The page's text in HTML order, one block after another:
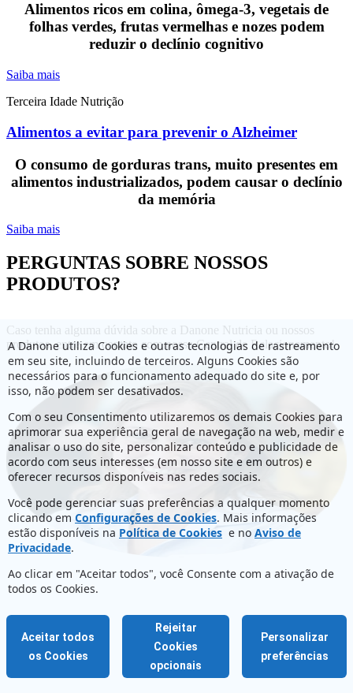
Alimentos ricos em colina, ômega-3, vegetais de
folhas verdes, frutas vermelhas e nozes podem
reduzir o declínio cognitivo
Saiba mais
Terceira Idade Nutrição
Alimentos a evitar para prevenir o Alzheimer
O consumo de gorduras trans, muito presentes em
alimentos industrializados, podem causar o declínio
da memória
Saiba mais
PERGUNTAS SOBRE NOSSOS
PRODUTOS?
Caso tenha alguma dúvida sobre a Danone Nutricia ou nossos
produtos, entre em contato com nossa Central de Relacionamento!
A Danone utiliza Cookies e outras tecnologias de rastreamento
em seu site, incluindo de terceiros. Alguns Cookies são
necessários para o funcionamento adequado do site e, por
isso, não podem ser desativados.
Com o seu Consentimento utilizaremos os demais Cookies para
aprimorar sua experiência geral de navegação na web, medir e
analisar o uso do site, personalizar conteúdo e publicidade de
acordo com seus interesses (em nosso site e em outros) e
oferecer recursos disponíveis nas redes sociais.
Você pode gerenciar suas preferências a qualquer momento
clicando em Configurações de Cookies. Mais informações
estão disponíveis na Política de Cookies e no Aviso de
Privacidade.
Ao clicar em "Aceitar todos", você Consente com a ativação de
todos os Cookies.
Aceitar todos
os Cookies
Rejeitar
Cookies
opcionais
Personalizar
preferências